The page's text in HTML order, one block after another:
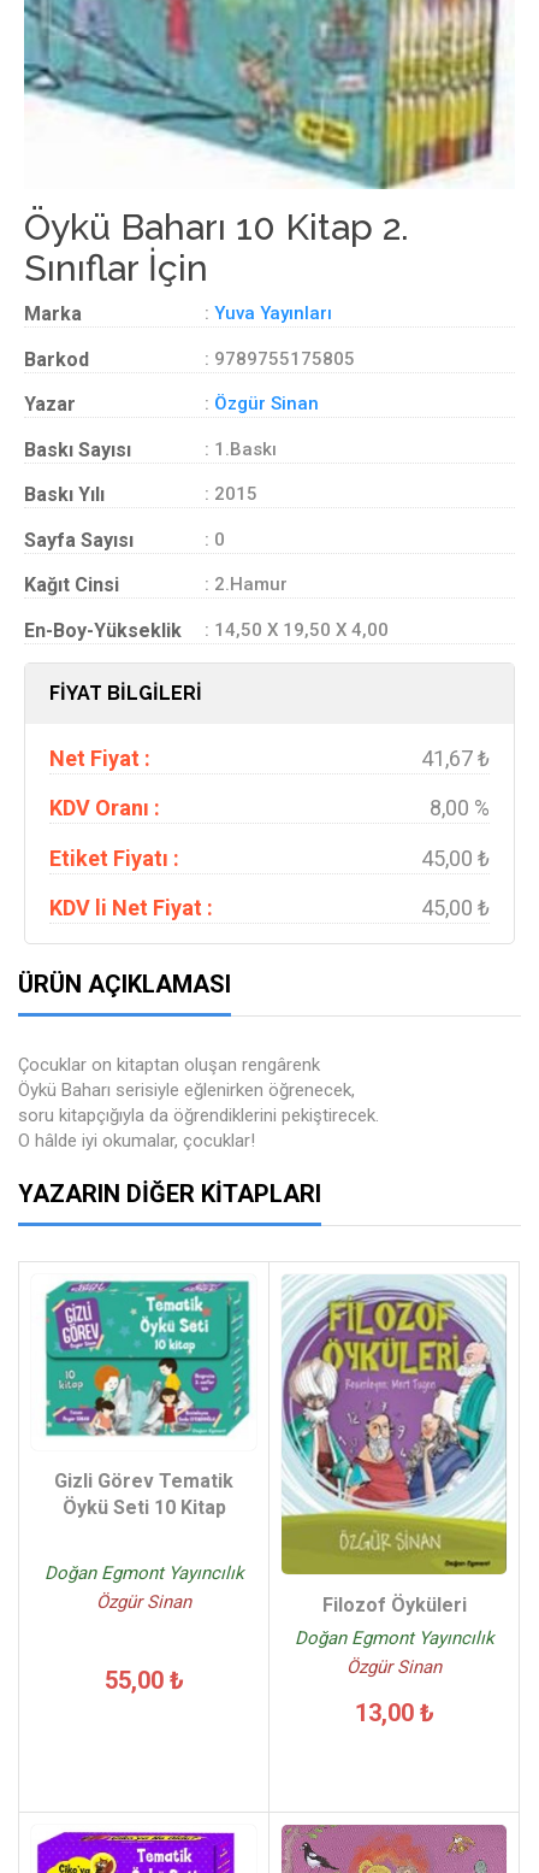
Öykü Baharı 10 Kitap 2.
Sınıflar İçin
Marka : Yuva Yayınları
Barkod : 9789755175805
Yazar : Özgür Sinan
Baskı Sayısı : 1.Baskı
Baskı Yılı : 2015
Sayfa Sayısı : 0
Kağıt Cinsi : 2.Hamur
En-Boy-Yükseklik : 14,50 X 19,50 X 4,00
FİYAT BİLGİLERİ
Net Fiyat :
41,67 ₺
KDV Oranı :
8,00 %
Etiket Fiyatı :
45,00 ₺
KDV li Net Fiyat :
45,00 ₺
ÜRÜN AÇIKLAMASI
Çocuklar on kitaptan oluşan rengârenk
Öykü Baharı serisiyle eğlenirken öğrenecek,
soru kitapçığıyla da öğrendiklerini pekiştirecek.
O hâlde iyi okumalar, çocuklar!
YAZARIN DIĞER KITAPLARI
Gizli Görev Tematik
Öykü Seti 10 Kitap
Doğan Egmont Yayıncılık
Özgür Sinan
55,00 ₺
Filozof Öyküleri
Doğan Egmont Yayıncılık
Özgür Sinan
13,00 ₺